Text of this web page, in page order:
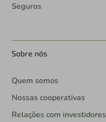
Seguros
Sobre nós
Quem somos
Nossas cooperativas
Relações com investidores